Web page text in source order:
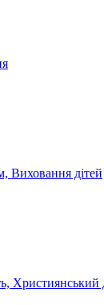
Виховання дітей
Християнський